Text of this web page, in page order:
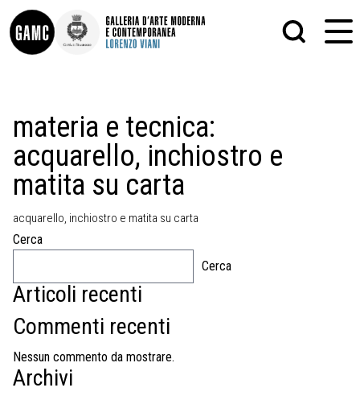
CONTATTI
DIDATTICA
SHOP
LE COLLEZIONI
GLI AUTORI
LORENZO VIANI
PALAZZO DELLE MUSE
GRAFICA
PITTURA
SCULTURA
STAMPA
ALTRO
MATRICI XILOGRAFICHE
FOTOGRAFIA
materia e tecnica:
acquarello, inchiostro e
matita su carta
acquarello, inchiostro e matita su carta
Cerca
Cerca
Articoli recenti
Commenti recenti
Nessun commento da mostrare.
Archivi